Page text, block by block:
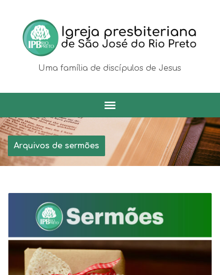
Uma família de discípulos de Jesus
Arquivos de sermões